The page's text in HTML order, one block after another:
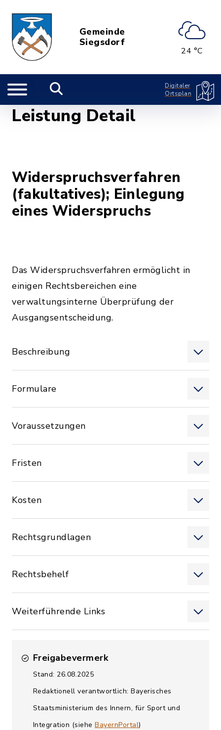
Gemeinde
Siegsdorf
24 °C
Digitaler
Ortsplan
Leistung Detail
Widerspruchsverfahren
(fakultatives); Einlegung
eines Widerspruchs
Das Widerspruchsverfahren ermöglicht in
einigen Rechtsbereichen eine
verwaltungsinterne Überprüfung der
Ausgangsentscheidung.
Beschreibung
Formulare
Voraussetzungen
Fristen
Kosten
Rechtsgrundlagen
Rechtsbehelf
Weiterführende Links
Freigabevermerk
Stand: 26.08.2025
Redaktionell verantwortlich: Bayerisches
Staatsministerium des Innern, für Sport und
Integration (siehe BayernPortal)